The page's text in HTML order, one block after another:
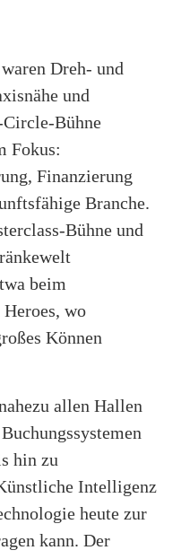
Dreh- und
und
Bühne
Fokus:
Finanzierung
Branche.
Bühne und
beim
wo
Können
allen Hallen
hin zu
Intelligenz
heute zur
kann. Der